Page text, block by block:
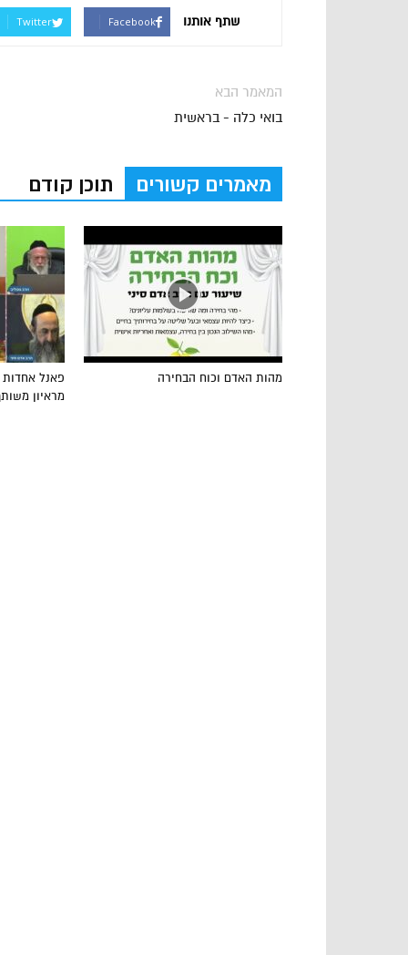
שתף אותנו Facebook
Twitter
המאמר הבא
בואי כלה - בראשית
מאמרים קשורים תוכן קודם
פאנל אחדות
מראיון
מהות האדם וכוח הבחירה